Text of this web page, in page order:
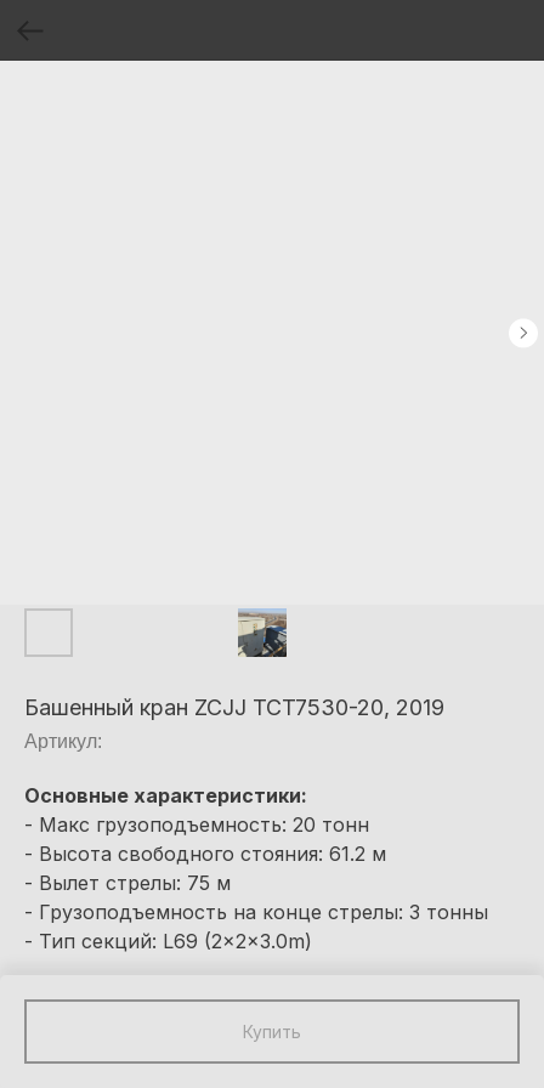
Башенный кран ZCJJ TCT7530-20, 2019
Артикул:
Купить
Основные характеристики:
- Макс грузоподъемность: 20 тонн
- Высота свободного стояния: 61.2 м
- Вылет стрелы: 75 м
- Грузоподъемность на конце стрелы: 3 тонны
- Тип секций: L69 (2x2x3.0m)